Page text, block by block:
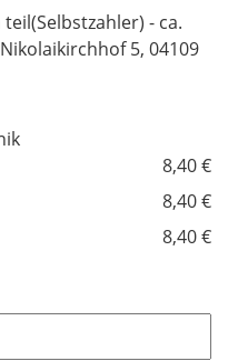
- ca.
5, 04109
8,40 €
8,40 €
8,40 €